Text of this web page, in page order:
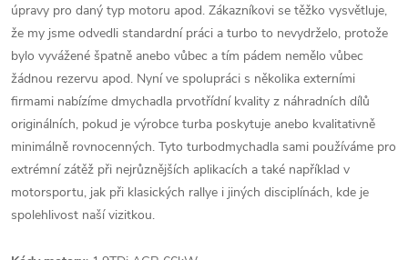
úpravy pro daný typ motoru apod. Zákazníkovi se těžko vysvětluje,
že my jsme odvedli standardní práci a turbo to nevydrželo, protože
bylo vyvážené špatně anebo vůbec a tím pádem nemělo vůbec
žádnou rezervu apod. Nyní ve spolupráci s několika externími
firmami nabízíme dmychadla prvotřídní kvality z náhradních dílů
originálních, pokud je výrobce turba poskytuje anebo kvalitativně
minimálně rovnocenných. Tyto turbodmychadla sami používáme pro
extrémní zátěž při nejrůznějších aplikacích a také například v
motorsportu, jak při klasických rallye i jiných disciplínách, kde je
spolehlivost naší vizitkou.